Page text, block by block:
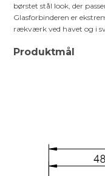
børstet stål look, der
Glasforbinderen er
rækværk ved havet og i
Produktmål